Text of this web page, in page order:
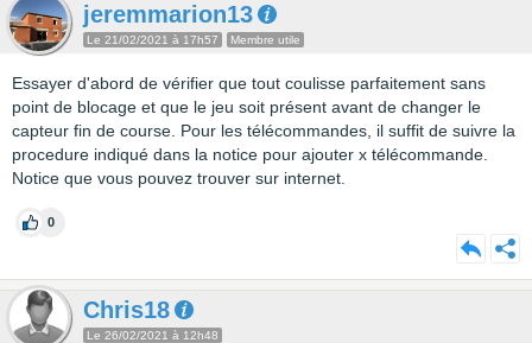
jeremmarion13
Le 21/02/2021 à 17h57 Membre utile
Essayer d'abord de vérifier que tout coulisse parfaitement sans
point de blocage et que le jeu soit présent avant de changer le
capteur fin de course. Pour les télécommandes, il suffit de suivre la
procedure indiqué dans la notice pour ajouter x télécommande.
Notice que vous pouvez trouver sur internet.
0
Chris18
Le 26/02/2021 à 12h48